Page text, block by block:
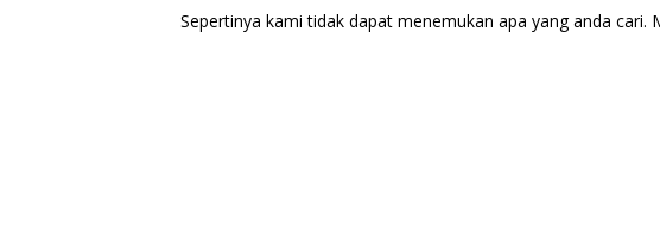
Sepertinya kami tidak dapat menemukan apa yang anda cari.